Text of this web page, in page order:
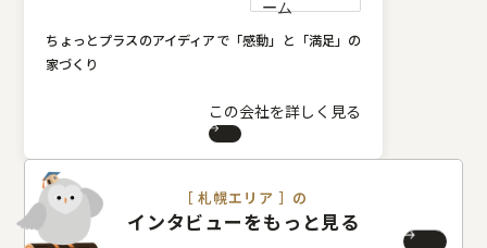
ちょっとプラスのアイディアで「感動」と「満足」の
家づくり
この会社を詳しく見る
［ 札幌エリア ］の
インタビューをもっと見る